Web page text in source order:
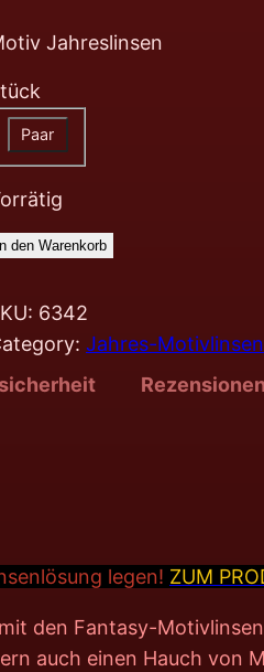
Jahreslinsen
Paar
In den Warenkorb
6342
Jahres-Motivlinsen
legen! ZUM
den Fantasy-
auch einen Hauch von